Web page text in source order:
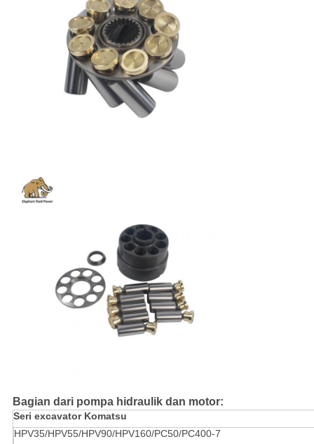
Bagian dari pompa hidraulik dan motor:
Seri excavator Komatsu
HPV35/HPV55/HPV90/HPV160/PC50/PC400-7